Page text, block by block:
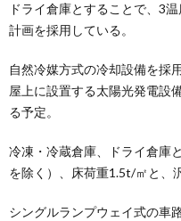
ドライ倉庫とすることで、3
計画を採用している。
自然冷媒方式の冷却設備を採
屋上に設置する太陽光発電設
る予定。
冷凍・冷蔵倉庫、ドライ倉庫
を除く）、床荷重1.5t/㎡と、
シングルランプウェイ式の車